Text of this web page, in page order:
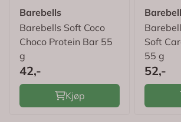
Barebells
Barebells Soft Coco
Choco Protein Bar 55
g
42,-
Kjøp
Soft
55 g
52,-